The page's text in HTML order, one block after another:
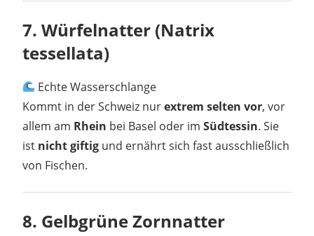
7. Würfelnatter (Natrix
tessellata)
Echte Wasserschlange
Kommt in der Schweiz nurextrem selten vor, vor
allem am Rhein bei Basel oder im Südtessin. Sie
ist nicht giftig und ernährt sich fast ausschließlich
von Fischen.
8. Gelbgrüne Zornnatter